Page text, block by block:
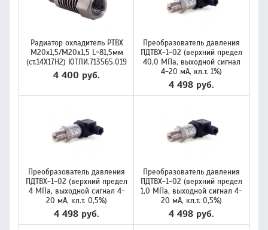
Радиатор охладитель РТВХ
M20x1,5/M20x1,5 L=81,5мм
(ст.14Х17Н2) ЮТЛИ.713565.019
4 400 руб.
Преобразователь давления
ПДТВХ-1-02 (верхний предел
40,0 МПа, выходной сигнал
4-20 мА, кл.т. 1%)
4 498 руб.
Преобразователь давления
ПДТВХ-1-02 (верхний предел
4 МПа, выходной сигнал 4-
20 мА, кл.т. 0,5%)
4 498 руб.
Преобразователь давления
ПДТВХ-1-02 (верхний предел
1,0 МПа, выходной сигнал 4-
20 мА, кл.т. 0,5%)
4 498 руб.